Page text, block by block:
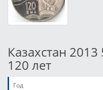
Казахстан
120 лет
Год